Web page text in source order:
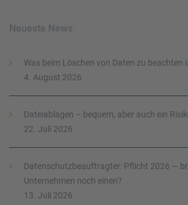
Neueste News
Was beim Löschen von Daten zu beachten
4. August 2026
Dateiablagen – bequem, aber auch ein
22. Juli 2026
Datenschutzbeauftragter: Pflicht 2026 —
Unternehmen noch einen?
13. Juli 2026